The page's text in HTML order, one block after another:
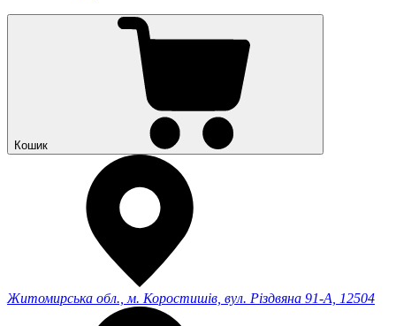
Кошик
Житомирська обл., м. Коростишів, вул. Різдвяна 91-А, 12504